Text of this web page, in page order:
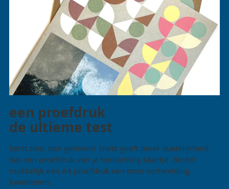
een proefdruk
de ultieme test
Eerst zien, dan geloven? Niets geeft meer duidelijkheid
dat een proefdruk van je toekomstig kaartje. Bestel
makkelijk een A4 proefdruk van onze verbeelding
kwaliteiten.